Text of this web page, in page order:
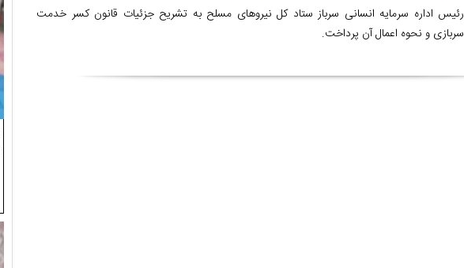
رئیس اداره سرمایه انسانی سرباز ستاد کل نیروهای مسلح به تشریح جزئیات قانون کسر خدمت
سربازی و نحوه اعمال آن پرداخت.